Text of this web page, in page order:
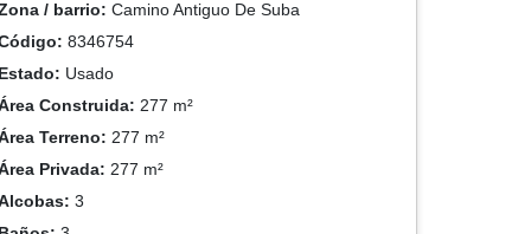
/ barrio: Camino Antiguo De Suba
8346754
Usado
Construida: 277 m²
Terreno: 277 m²
Privada: 277 m²
3